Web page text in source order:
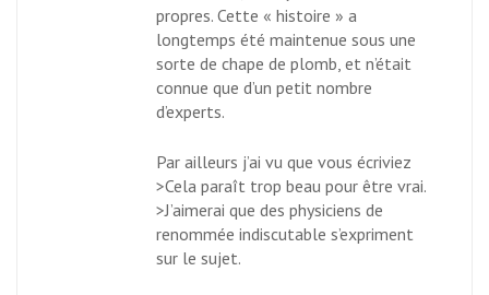
propres. Cette « histoire » a
longtemps été maintenue sous une
sorte de chape de plomb, et n’était
connue que d’un petit nombre
d’experts.
Par ailleurs j’ai vu que vous écriviez
>Cela paraît trop beau pour être vrai.
>J’aimerai que des physiciens de
renommée indiscutable s’expriment
sur le sujet.